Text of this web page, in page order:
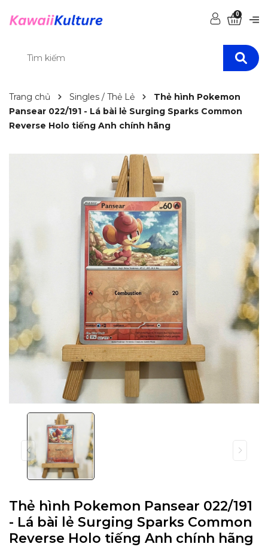
0
Trang chủ Singles / Thẻ Lẻ
Thẻ hình Pokemon
Pansear 022/191 - Lá bài lẻ Surging Sparks Common
Reverse Holo tiếng Anh chính hãng
Thẻ hình Pokemon Pansear 022/191
- Lá bài lẻ Surging Sparks Common
Reverse Holo tiếng Anh chính hãng